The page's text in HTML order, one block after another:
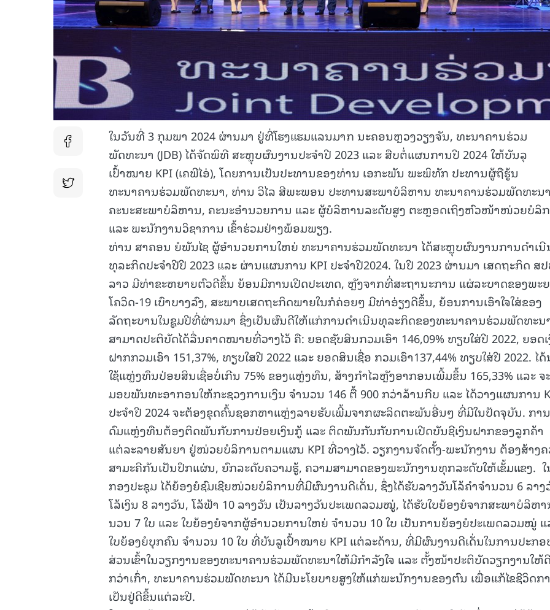
ໃນວັນທີ່ 3 ກຸມພາ 2024 ຜ່ານມາ ຢູ່ທີ່ໂຮງແຮມແລນມາກ ນະຄອນຫຼວງວຽງຈັນ, ທະນາຄານຮ່ວມ
ພັດທະນາ (JDB) ໄດ້ຈັດພິທີ ສະຫຼຸບຜົນງານປະຈໍາປີ 2023 ແລະ ສືບຕໍ່ແຜນການປີ 2024 ໃຫ້ບັນລຸ
ເປົ້າໝາຍ KPI (ເຄພີໄອ່), ໂດຍການເປັນປະທານຂອງທ່ານ ເອກະພັນ ພະພິທັກ ປະທານຜູ້ຖືຮູ້ນ
ທະນາຄານຮ່ວມພັດທະນາ, ທ່ານ ວິໄລ ສີພະພອນ ປະທານສະພາບໍລິຫານ ທະນາຄານຮ່ວມພັດທະນ
ຄະນະສະພາບໍລິຫານ, ຄະນະອໍານວຍການ ແລະ ຜູ້ບໍລິຫານລະດັບສູງ ຕະຫຼອດເຖິງຫົວໜ້າໜ່ວຍບໍລິ
ແລະ ພະນັກງານວິຊາການ ເຂົ້າຮ່ວມຢ່າງພ້ອມພຽງ.
ທ່ານ ສາຄອນ ຍໍພັນໄຊ ຜູ້ອໍານວຍການໃຫຍ່ ທະນາຄານຮ່ວມພັດທະນາ ໄດ້ສະຫຼຸບຜົນງານການດໍາເ
ທຸລະກິດປະຈໍາປີປີ 2023 ແລະ ຜ່ານແຜນການ KPI ປະຈໍາປີ2024. ໃນປີ 2023 ຜ່ານມາ ເສດຖະກິດ ສ
ລາວ ມີທ່າຂະຫຍາຍຕົວດີຂຶ້ນ ຍ້ອນມີການເປີດປະເທດ, ຫຼັງຈາກທີ່ສະຖານະການ ແຜ່ລະບາດຂອງພະ
ໂຄວິດ-19 ເບົາບາງລົງ, ສະພາບເສດຖະກິດພາຍໃນກໍຄ່ອຍໆ ມີທ່າອ່ຽງດີຂຶ້ນ, ຍ້ອນການເອົາໃຈໃສ່ຂອງ
ລັດຖະບານໃນຊູມປີທີ່ຜ່ານມາ ຊຶ່ງເປັນຜົນດີໃຫ້ແກ່ການດໍາເນີນທຸລະກິດຂອງທະນາຄານຮ່ວມພັດທະນ
ສາມາດປະຕິບັດໄດ້ລື່ນຄາດໝາຍທີ່ວາງໄວ້ ຄື: ຍອດຊັບສິນກວມເອົາ 146,09% ທຽບໃສ່ປີ 2022, ຍອດ
ຝາກກວມເອົາ 151,37%, ທຽບໃສປີ 2022 ແລະ ຍອດສິນເຊື່ອ ກວມເອົາ137,44% ທຽບໃສ່ປີ 2022. ໄ
ໃຊ້ແຫຼ່ງທຶນປ່ອຍສິນເຊື່ອບໍ່ເກີນ 75% ຂອງແຫຼ່ງທຶນ, ສ້າງກໍາໄລຫຼັງອາກອນເພີ້ມຂຶ້ນ 165,33% ແລະ ຈ
ມອບພັນທະອາກອນໃຫ້ກະຊວງການເງິນ ຈໍານວນ 146 ຕື້ 900 ກວ່າລ້ານກີບ ແລະ ໄດ້ວາງແຜນການ
ປະຈໍາປີ 2024 ຈະຕ້ອງຂຸດຄົ້ນຊອກຫາແຫຼ່ງລາຍຮັບເພີ້ມຈາກຜະລິດຕະພັນອື່ນໆ ທີ່ມີໃນປັດຈຸບັນ. ກາ
ດົມແຫຼ່ງທືນຕ້ອງຕິດພັນກັບການປ່ອຍເງິນກູ້ ແລະ ຕິດພັນກັນກັບການເປີດບັນຊີເງິນຝາກຂອງລູກຄ້າ
ແຕ່ລະລາຍສັນຍາ ຢູ່ໜ່ວຍບໍລິການຕາມແຜນ KPI ທີ່ວາງໄວ້. ວຽກງານຈັດຕັ້ງ-ພະນັກງານ ຕ້ອງສ້າງ
ສາມະຄີກັນເປັນປຶກແຜ່ນ, ຍົກລະດັບຄວາມຮູ້, ຄວາມສາມາດຂອງພະນັກງານທຸກລະດັບໃຫ້ເຂັ້ມແຂງ.
ກອງປະຊຸມ ໄດ້ຍ້ອງຍໍຊົມເຊີຍໜ່ວຍບໍລິການທີ່ມີຜົນງານດີເດັ່ນ, ຊຶ່ງໄດ້ຮັບລາງວັນໂລ້ຄໍາຈໍານວນ 6 ລາງ
ໂລ້ເງິນ 8 ລາງວັນ, ໂລ້ຟ້າ 10 ລາງວັນ ເປັນລາງວັນປະເພດລວມໝູ່, ໄດ້ຮັບໃບຍ້ອງຍໍຈາກສະພາບໍລິຫ
ນວນ 7 ໃບ ແລະ ໃບຍ້ອງຍໍຈາກຜູ້ອໍານວຍການໃຫຍ່ ຈໍານວນ 10 ໃບ ເປັນການຍ້ອງຍໍປະເພດລວມໝູ່ ແ
ໃບຍ້ອງຍໍບຸກຄົນ ຈໍານວນ 10 ໃບ ທີ່ບັນລູເປົ້າໝາຍ KPI ແຕ່ລະດ້ານ, ທີ່ມີຜົນງານດີເດັ່ນໃນການປະກອ
ສ່ວນເຂົ້າໃນວຽກງານຂອງທະນາຄານຮ່ວມພັດທະນາໃຫ້ມີກໍາລັງໃຈ ແລະ ຕັ້ງໜ້າປະຕິບັດວຽກງານໃຫ້
ກວ່າເກົ່າ, ທະນາຄານຮ່ວມພັດທະນາ ໄດ້ມີນະໂຍບາຍສູງໃຫ້ແກ່ພະນັກງານຂອງຕົນ ເພື່ອແກ້ໄຂຊີວິດກ
ເປັນຢູ່ດີຂຶ້ນແຕ່ລະປີ.
15.039(06-08-